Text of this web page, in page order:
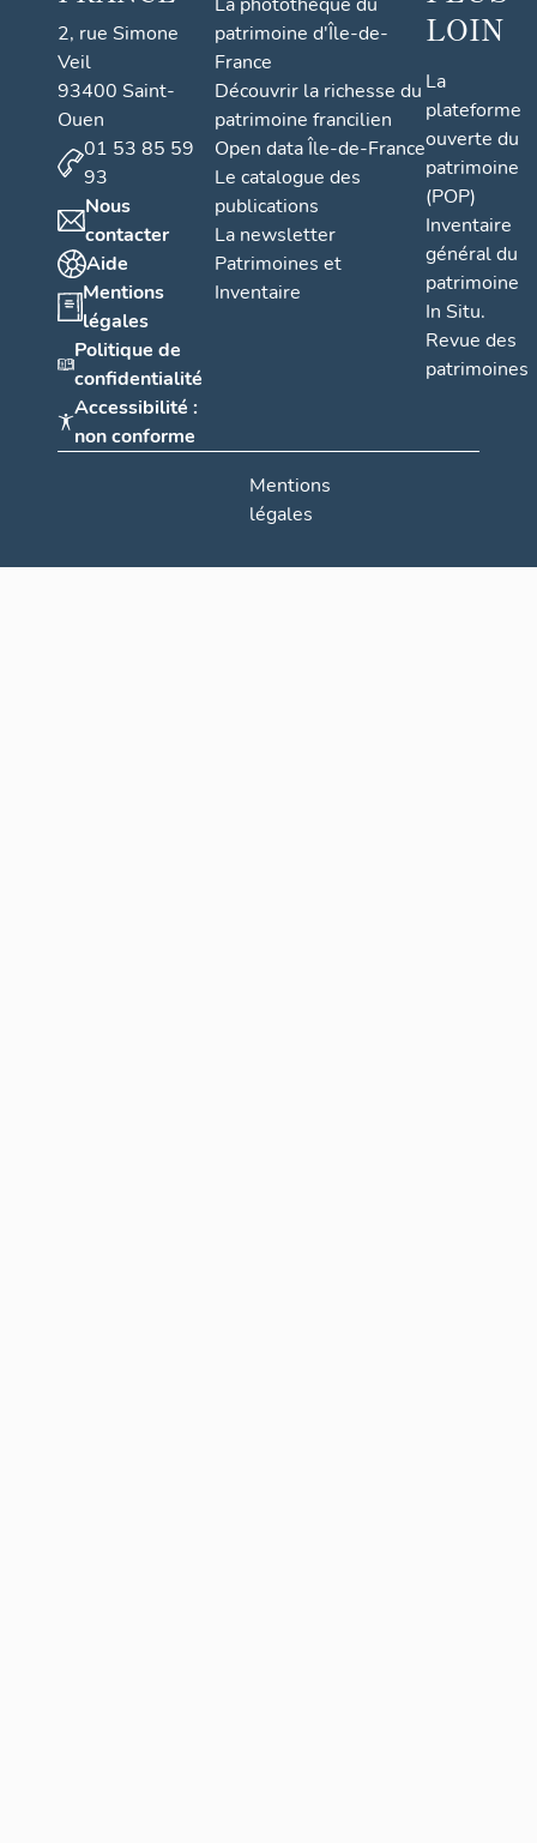
2, rue Simone
Veil
93400 Saint-
Ouen
01 53 85 59
93
Nous
contacter
Aide
Mentions
légales
Politique de
confidentialité
Accessibilité :
non conforme
patrimoine d'Île-de-
France
Découvrir la richesse du
patrimoine francilien
Open data Île-de-France
Le catalogue des
publications
La newsletter
Patrimoines et
Inventaire
LOIN
La
plateforme
ouverte du
patrimoine
(POP)
Inventaire
général du
patrimoine
In Situ.
Revue des
patrimoines
Mentions
légales